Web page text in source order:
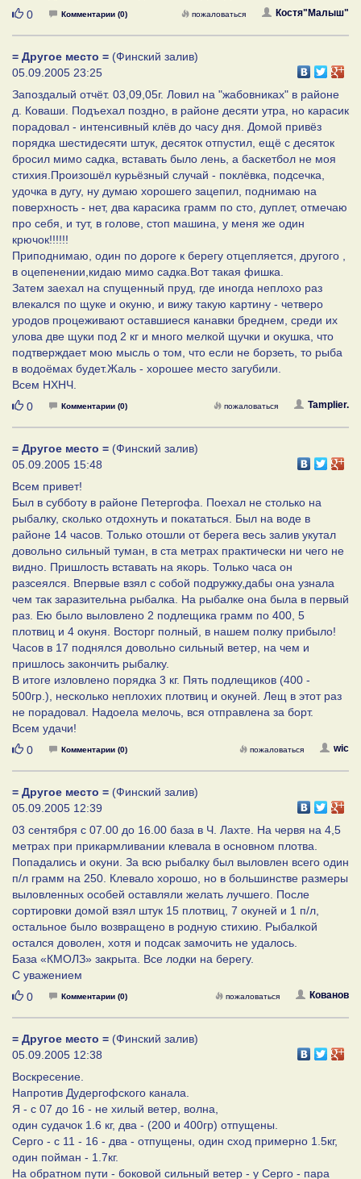
Нравится
0 Комментарии (0) Костя"Малыш"
пожаловаться
= Другое место = (Финский залив)
05.09.2005 23:25
Запоздалый отчёт. 03,09,05г. Ловил на "жабовниках" в районе
д. Коваши. Подъехал поздно, в районе десяти утра, но карасик
порадовал - интенсивный клёв до часу дня. Домой привёз
порядка шестидесяти штук, десяток отпустил, ещё с десяток
бросил мимо садка, вставать было лень, а баскетбол не моя
стихия.Произошёл курьёзный случай - поклёвка, подсечка,
удочка в дугу, ну думаю хорошего зацепил, поднимаю на
поверхность - нет, два карасика грамм по сто, дуплет, отмечаю
про себя, и тут, в голове, стоп машина, у меня же один
крючок!!!!!!
Приподнимаю, один по дороге к берегу отцепляется, другого ,
в оцепенении,кидаю мимо садка.Вот такая фишка.
Затем заехал на спущенный пруд, где иногда неплохо раз
влекался по щуке и окуню, и вижу такую картину - четверо
уродов процеживают оставшиеся канавки бреднем, среди их
улова две щуки под 2 кг и много мелкой щучки и окушка, что
подтверждает мою мысль о том, что если не борзеть, то рыба
в водоёмах будет.Жаль - хорошее место загубили.
Всем НХНЧ.
Нравится
0 Комментарии (0) Tamplier.
пожаловаться
= Другое место = (Финский залив)
05.09.2005 15:48
Всем привет!
Был в субботу в районе Петергофа. Поехал не столько на
рыбалку, сколько отдохнуть и покататься. Был на воде в
районе 14 часов. Только отошли от берега весь залив укутал
довольно сильный туман, в ста метрах практически ни чего не
видно. Пришлость вставать на якорь. Только часа он
разсеялся. Впервые взял с собой подружку,дабы она узнала
чем так заразительна рыбалка. На рыбалке она была в первый
раз. Ею было выловлено 2 подлещика грамм по 400, 5
плотвиц и 4 окуня. Восторг полный, в нашем полку прибыло!
Часов в 17 поднялся довольно сильный ветер, на чем и
пришлось закончить рыбалку.
В итоге изловлено порядка 3 кг. Пять подлещиков (400 -
500гр.), несколько неплохих плотвиц и окуней. Лещ в этот раз
не порадовал. Надоела мелочь, вся отправлена за борт.
Всем удачи!
Нравится
0 Комментарии (0) wic
пожаловаться
= Другое место = (Финский залив)
05.09.2005 12:39
03 сентября с 07.00 до 16.00 база в Ч. Лахте. На червя на 4,5
метрах при прикармливании клевала в основном плотва.
Попадались и окуни. За всю рыбалку был выловлен всего один
п/л грамм на 250. Клевало хорошо, но в большинстве размеры
выловленных особей оставляли желать лучшего. После
сортировки домой взял штук 15 плотвиц, 7 окуней и 1 п/л,
остальное было возвращено в родную стихию. Рыбалкой
остался доволен, хотя и подсак замочить не удалось.
База «КМОЛЗ» закрыта. Все лодки на берегу.
С уважением
Нравится
0 Комментарии (0) Кованов
пожаловаться
= Другое место = (Финский залив)
05.09.2005 12:38
Воскресение.
Напротив Дудергофского канала.
Я - с 07 до 16 - не хилый ветер, волна,
один судачок 1.6 кг, два - (200 и 400гр) отпущены.
Серго - с 11 - 16 - два - отпущены, один сход примерно 1.5кг,
один пойман - 1.7кг.
На обратном пути - боковой сильный ветер - у Серго - пара